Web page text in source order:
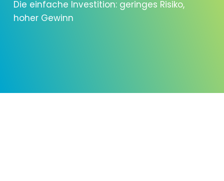
Die einfache Investition: geringes Risiko,
hoher Gewinn